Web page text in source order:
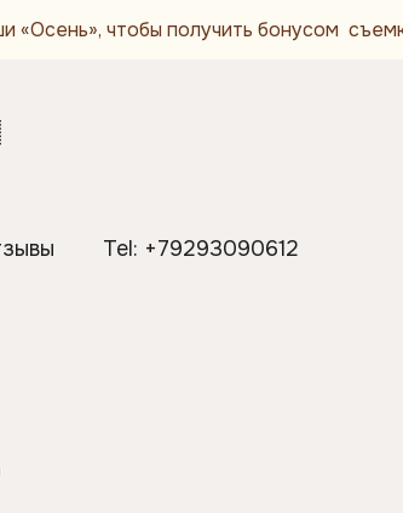
Tel: +79293090612
получить бонусом съемку на улице